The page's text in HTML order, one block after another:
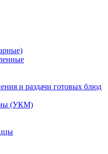
и раздачи готовых блюд
(УКМ)